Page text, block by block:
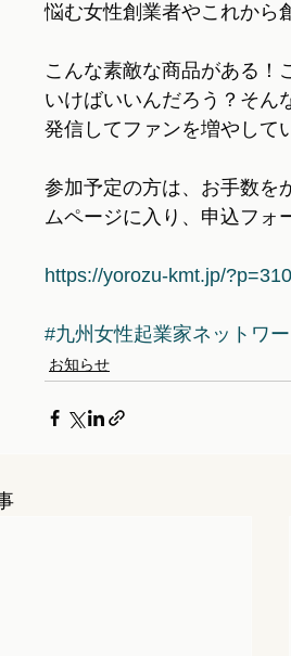
悩む女性創業者やこれから
こんな素敵な商品がある！
いけばいいんだろう？そん
発信してファンを増やして
参加予定の方は、お手数を
ムページに入り、申込フォ
https://yorozu-kmt.jp/
#九州女性起業家ネットワー
お知らせ